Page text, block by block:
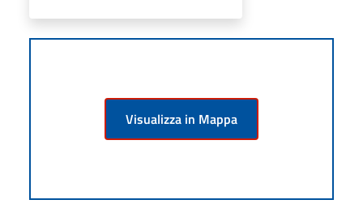
Visualizza in Mappa